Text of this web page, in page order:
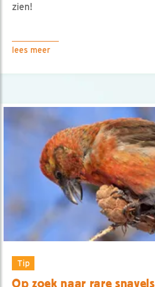
zien!
lees meer
Tip
Op zoek naar rare snavels